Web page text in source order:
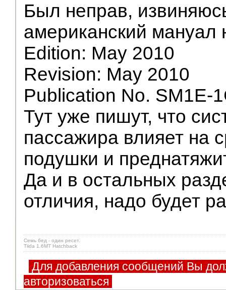
Был неправ,
американский мануал
Edition: May 2010
Revision: May 2010
Publication No. SM1E-
Тут уже пишут, что
пассажира влияет на
подушки и
Да и в остальных
отличия, надо будет
Семь бед - один ресет.
Tiida 1.6MT Hatchback
Для добавления сообщений Вы
авторизоваться